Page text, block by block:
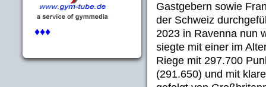
♦♦♦
Gastgebern sowie
der Schweiz
2023 in Ravenna nun
siegte mit einer im
Riege mit 297.700
(291.650) und mit